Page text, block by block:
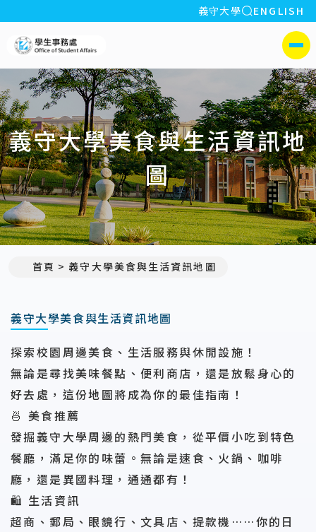
:::
義守大學 全站搜索
ENGLISH
側選單
義守大學美食與生活資訊地
圖
首頁 義守大學美食與生活資訊地圖
義守大學美食與生活資訊地圖
探索校園周邊美食、生活服務與休閒設施！
無論是尋找美味餐點、便利商店，還是放鬆身心的
好去處，這份地圖將成為你的最佳指南！
🍜 美食推薦
發掘義守大學周邊的熱門美食，從平價小吃到特色
餐廳，滿足你的味蕾。無論是速食、火鍋、咖啡
廳，還是異國料理，通通都有！
🛍️ 生活資訊
超商、郵局、眼鏡行、文具店、提款機……你的日